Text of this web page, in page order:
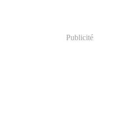
Publicité